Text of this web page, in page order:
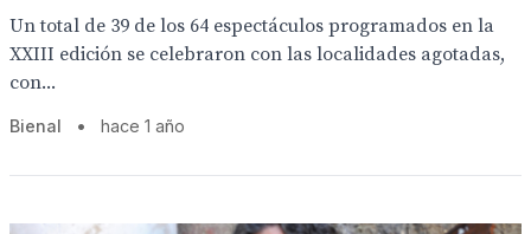
Un total de 39 de los 64 espectáculos programados en la
XXIII edición se celebraron con las localidades agotadas,
con...
Bienal • hace 1 año